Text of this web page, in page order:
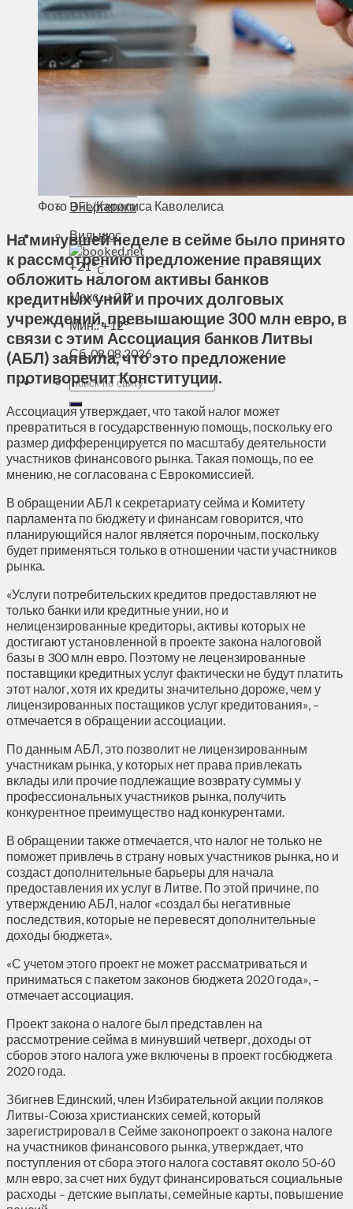
Экология
Происшествия
Приграничье
Деньги
Визиты
Выборы
Агроновости
Едим дома
Ищу семью
Духовное пространство
Спорт
Технологии
Энергетика
Вильнюс
+21°C
Макс.:+21°
Мин.:+12°
Сб, 08.08.2026
Фото BFL/Каролиса Каволелиса
На минувшей неделе в сейме было принято
к рассмотрению предложение правящих
обложить налогом активы банков
кредитных уний и прочих долговых
учреждений, превышающие 300 млн евро, в
связи с этим Ассоциация банков Литвы
(АБЛ) заявила, что это предложение
противоречит Конституции.
Ассоциация утверждает, что такой налог может
превратиться в государственную помощь, поскольку его
размер дифференцируется по масштабу деятельности
участников финансового рынка. Такая помощь, по ее
мнению, не согласована с Еврокомиссией.
В обращении АБЛ к секретариату сейма и Комитету
парламента по бюджету и финансам говорится, что
планирующийся налог является порочным, поскольку
будет применяться только в отношении части участников
рынка.
«Услуги потребительских кредитов предоставляют не
только банки или кредитные унии, но и
нелицензированные кредиторы, активы которых не
достигают установленной в проекте закона налоговой
базы в 300 млн евро. Поэтому не лецензированные
поставщики кредитных услуг фактически не будут платить
этот налог, хотя их кредиты значительно дороже, чем у
лицензированных постащиков услуг кредитования», –
отмечается в обращении ассоциации.
По данным АБЛ, это позволит не лицензированным
участникам рынка, у которых нет права привлекать
вклады или прочие подлежащие возврату суммы у
профессиональных участников рынка, получить
конкурентное преимущество над конкурентами.
В обращении также отмечается, что налог не только не
поможет привлечь в страну новых участников рынка, но и
создаст дополнительные барьеры для начала
предоставления их услуг в Литве. По этой причине, по
утверждению АБЛ, налог «создал бы негативные
последствия, которые не перевесят дополнительные
доходы бюджета».
«С учетом этого проект не может рассматриваться и
приниматься с пакетом законов бюджета 2020 года», –
отмечает ассоциация.
Проект закона о налоге был представлен на
рассмотрение сейма в минувший четверг, доходы от
сборов этого налога уже включены в проект госбюджета
2020 года.
Збигнев Единский, член Избирательной акции поляков
Литвы-Союза христианских семей, который
зарегистрировал в Сейме законопроект о закона налоге
на участников финансового рынка, утверждает, что
поступления от сбора этого налога составят около 50-60
млн евро, за счет них будут финансироваться социальные
расходы – детские выплаты, семейные карты, повышение